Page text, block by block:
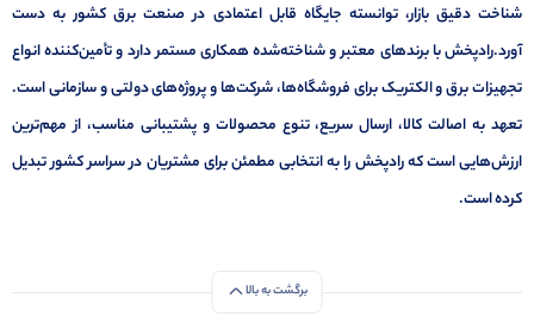
شناخت دقیق بازار، توانسته جایگاه قابل اعتمادی در صنعت برق کشور به دست
آورد.رادپخش با برندهای معتبر و شناخته‌شده همکاری مستمر دارد و تأمین‌کننده انواع
تجهیزات برق و الکتریک برای فروشگاه‌ها، شرکت‌ها و پروژه‌های دولتی و سازمانی است.
تعهد به اصالت کالا، ارسال سریع، تنوع محصولات و پشتیبانی مناسب، از مهم‌ترین
ارزش‌هایی است که رادپخش را به انتخابی مطمئن برای مشتریان در سراسر کشور تبدیل
کرده است.
برگشت به بالا